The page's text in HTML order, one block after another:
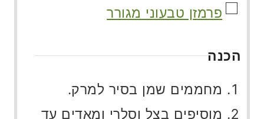
▢ פרמזן טבעוני מגורר
הכנה
מחממים שמן בסיר למרק.
מוסיפים בצל וסלרי ומאדים עד